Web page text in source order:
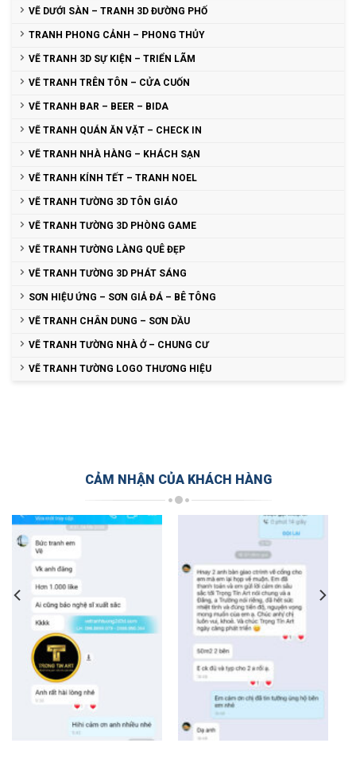
VẼ DƯỚI SÀN – TRANH 3D ĐƯỜNG PHỐ
TRANH PHONG CẢNH – PHONG THỦY
VẼ TRANH 3D SỰ KIỆN – TRIỂN LÃM
VẼ TRANH TRÊN TÔN – CỬA CUỐN
VẼ TRANH BAR – BEER – BIDA
VẼ TRANH QUÁN ĂN VẶT – CHECK IN
VẼ TRANH NHÀ HÀNG – KHÁCH SẠN
VẼ TRANH KÍNH TẾT – TRANH NOEL
VẼ TRANH TƯỜNG 3D TÔN GIÁO
VẼ TRANH TƯỜNG 3D PHÒNG GAME
VẼ TRANH TƯỜNG LÀNG QUÊ ĐẸP
VẼ TRANH TƯỜNG 3D PHÁT SÁNG
SƠN HIỆU ỨNG – SƠN GIẢ ĐÁ – BÊ TÔNG
VẼ TRANH CHÂN DUNG – SƠN DẦU
VẼ TRANH TƯỜNG NHÀ Ở – CHUNG CƯ
VẼ TRANH TƯỜNG LOGO THƯƠNG HIỆU
CẢM NHẬN CỦA KHÁCH HÀNG